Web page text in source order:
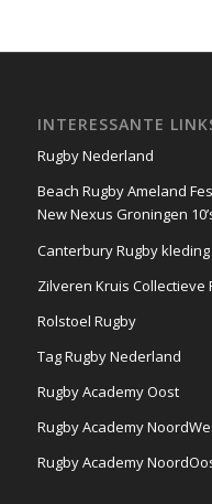
INTERESSANTE
Rugby Nederland
Beach Rugby Ameland
New Nexus Groningen
Canterbury Rugby kleding
Zilveren Kruis Collectieve
Rolstoel Rugby
Tag Rugby Nederland
Rugby Academy Oost
Rugby Academy
Rugby Academy